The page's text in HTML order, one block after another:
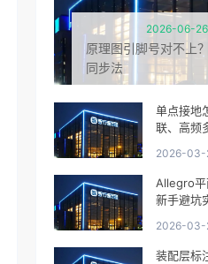
2026-06-26
原理图引脚号对不上
同步法
单点接地
联、高频
2026-03-
Allegro平
新手避坑
2026-03-
装配层标